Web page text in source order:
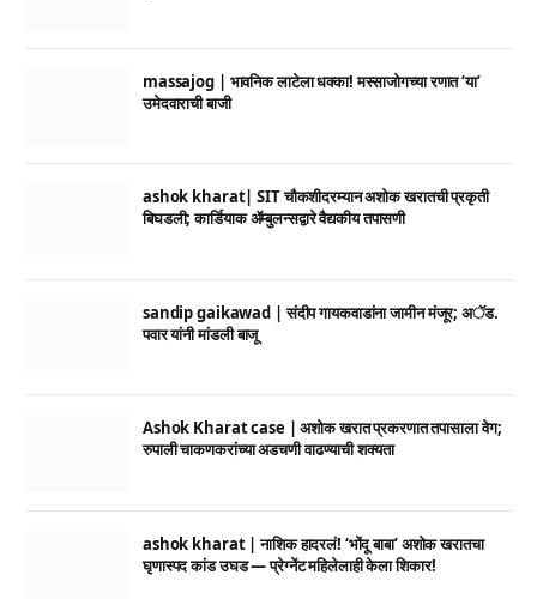
massajog | भावनिक लाटेला धक्का! मस्साजोगच्या रणात ‘या’
उमेदवाराची बाजी
ashok kharat| SIT चौकशीदरम्यान अशोक खरातची प्रकृती
बिघडली; कार्डियाक ॲम्बुलन्सद्वारे वैद्यकीय तपासणी
sandip gaikawad | संदीप गायकवाडांना जामीन मंजूर; अॅड.
पवार यांनी मांडली बाजू
Ashok Kharat case | अशोक खरात प्रकरणात तपासाला वेग;
रुपाली चाकणकरांच्या अडचणी वाढण्याची शक्यता
ashok kharat | नाशिक हादरलं! ‘भोंदू बाबा’ अशोक खरातचा
घृणास्पद कांड उघड — प्रेग्नेंट महिलेलाही केला शिकार!